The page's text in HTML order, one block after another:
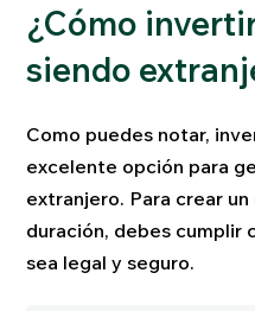
¿Cómo
siendo
Como puedes notar,
excelente opción para
extranjero. Para crear
duración, debes cumplir
sea legal y seguro.